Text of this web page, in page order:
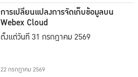
การเปลี่ยนแปลงการจัดเก็บข้อมูลบน
Webex Cloud
ตั้งแต่วันที่ 31 กรกฎาคม 2569
22 กรกฎาคม 2569